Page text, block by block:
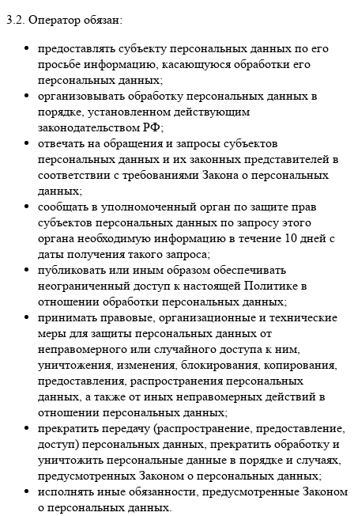
3.2. Оператор обязан:
предоставлять субъекту персональных данных по его
просьбе информацию, касающуюся обработки его
персональных данных;
организовывать обработку персональных данных в
порядке, установленном действующим
законодательством РФ;
отвечать на обращения и запросы субъектов
персональных данных и их законных представителей в
соответствии с требованиями Закона о персональных
данных;
сообщать в уполномоченный орган по защите прав
субъектов персональных данных по запросу этого
органа необходимую информацию в течение 10 дней с
даты получения такого запроса;
публиковать или иным образом обеспечивать
неограниченный доступ к настоящей Политике в
отношении обработки персональных данных;
принимать правовые, организационные и технические
меры для защиты персональных данных от
неправомерного или случайного доступа к ним,
уничтожения, изменения, блокирования, копирования,
предоставления, распространения персональных
данных, а также от иных неправомерных действий в
отношении персональных данных;
прекратить передачу (распространение, предоставление,
доступ) персональных данных, прекратить обработку и
уничтожить персональные данные в порядке и случаях,
предусмотренных Законом о персональных данных;
исполнять иные обязанности, предусмотренные Законом
о персональных данных.